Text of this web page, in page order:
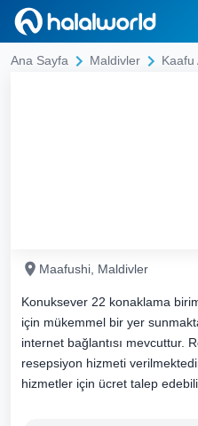
Ana Sayfa Maldivler Kaafu
Maafushi, Maldivler
Konuksever 22 konaklama
için mükemmel bir yer
internet bağlantısı mevcuttur.
resepsiyon hizmeti
hizmetler için ücret talep